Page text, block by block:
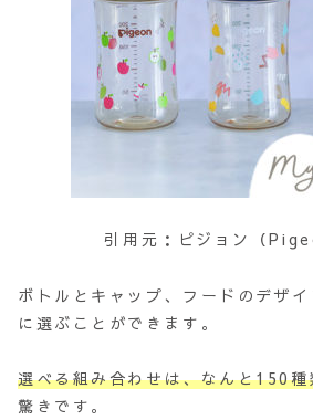
引用元：ピジョン（
ボトルとキャップ、フードのデザ
に選ぶことができます。
選べる組み合わせは、なんと150種
驚きです。